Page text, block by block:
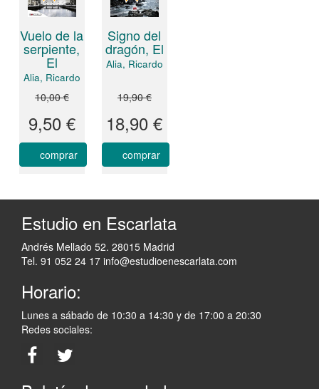
Vuelo de la
serpiente,
El
Alia, Ricardo
10,00 €
9,50 €
comprar
Signo del
dragón, El
Alia, Ricardo
19,90 €
18,90 €
comprar
Estudio en Escarlata
Andrés Mellado 52. 28015 Madrid
Tel. 91 052 24 17 info@estudioenescarlata.com
Horario:
Lunes a sábado de 10:30 a 14:30 y de 17:00 a 20:30
Redes sociales: